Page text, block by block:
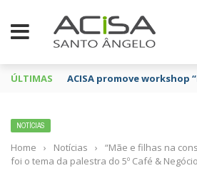
ÚLTIMAS ACISA promove workshop
NOTÍCIAS
Home › Notícias ›
“Mãe e filhas na
foi o tema da palestra do 5º Café &